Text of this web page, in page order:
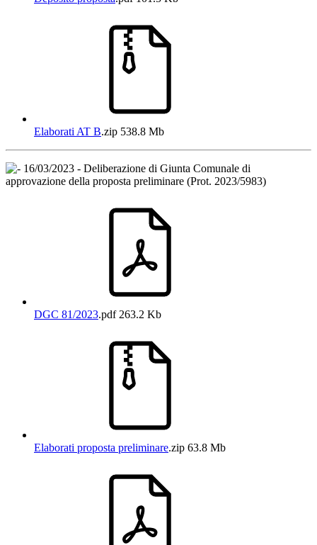
Elaborati AT B.zip 538.8 Mb
16/03/2023 - Deliberazione di Giunta Comunale di
approvazione della proposta preliminare (Prot. 2023/5983)
DGC 81/2023.pdf263.2 Kb
Elaborati proposta preliminare.zip 63.8 Mb